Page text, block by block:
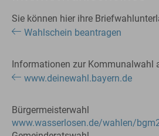
Sie können hier ihre
Wahlschein beantragen
Informationen zur Kommunalwahl
www.deinewahl.bayern.de
Bürgermeisterwahl
www.wasserlosen.de/wahlen/